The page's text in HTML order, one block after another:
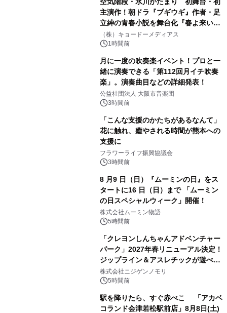
主演作！朝ドラ『ブギウギ』作者・足
立紳の青春小説を舞台化『春よ来い、
マジで来い』キービジュアル解禁！
（株）キョードーメディアス
1時間前
月に一度の吹奏楽イベント！プロと一
緒に演奏できる「第112回月イチ吹奏
楽」。演奏曲目などの詳細発表！
公益社団法人 大阪市音楽団
3時間前
「こんな支援のかたちがあるなんて」
花に触れ、癒やされる時間が熊本への
支援に
フラワーライフ振興協議会
3時間前
8 月9 日（日）『ムーミンの日』をス
タートに16 日（日）まで 「ムーミン
の日スペシャルウィーク」開催！
株式会社ムーミン物語
5時間前
「クレヨンしんちゃんアドベンチャー
パーク」2027年春リニューアル決定！
ジップライン＆アスレチックが遊べる
のは今年が最後！ 「ラスト！ドキがム
ネムネ～大作戦！」始動
株式会社ニジゲンノモリ
5時間前
駅を降りたら、すぐ赤べこ 「アカベ
コランド会津若松駅前店」8月8日(土)